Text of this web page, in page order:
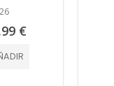
€